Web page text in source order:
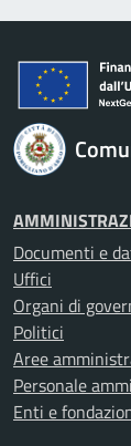
Documenti e
Uffici
Organi di
Politici
Aree
Personale
Enti e